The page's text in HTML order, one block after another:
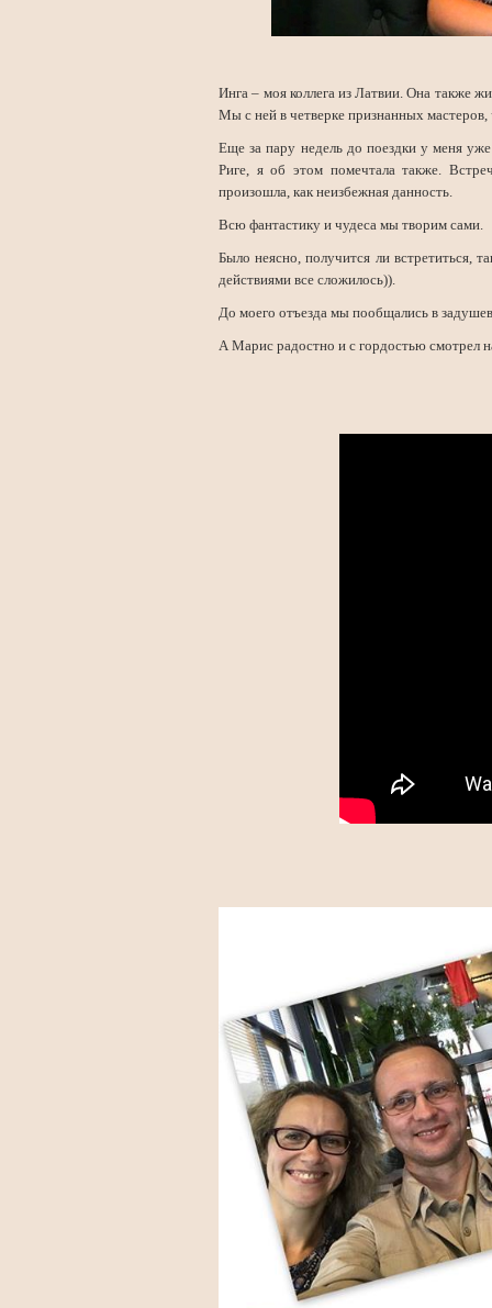
Инга – моя коллега из Латвии. Она также
Мы с ней в четверке признанных мастеров,
Еще за пару недель до поездки у меня
Риге, я об этом помечтала также.
произошла, как неизбежная данность.
Всю фантастику и чудеса мы творим сами.
Было неясно, получится ли встретиться,
действиями все сложилось)).
До моего отъезда мы пообщались в
А Марис радостно и с гордостью смотрел